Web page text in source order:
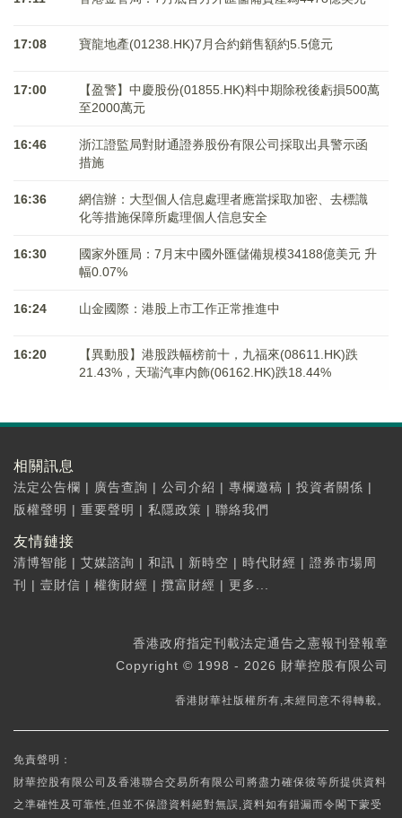
17:08 寶龍地產(01238.HK)7月合約銷售額約5.5億元
17:00
【盈警】中慶股份(01855.HK)料中期除稅後虧損500萬
至2000萬元
16:46
浙江證監局對財通證券股份有限公司採取出具警示函
措施
16:36
網信辦：大型個人信息處理者應當採取加密、去標識
化等措施保障所處理個人信息安全
16:30
國家外匯局：7月末中國外匯儲備規模34188億美元 升
幅0.07%
16:24 山金國際：港股上市工作正常推進中
16:20
【異動股】港股跌幅榜前十，九福來(08611.HK)跌
21.43%，天瑞汽車内飾(06162.HK)跌18.44%
相關訊息
法定公告欄 | 廣告查詢 | 公司介紹 | 專欄邀稿 | 投資者關係 |
版權聲明 | 重要聲明 | 私隱政策 | 聯絡我們
友情鏈接
清博智能 | 艾媒諮詢 | 和訊 | 新時空 | 時代財經 | 證券市場周
刊
| 壹財信 | 權衡財經 | 攬富財經 | 更多...
香港政府指定刊載法定通告之憲報刊登報章
Copyright © 1998 - 2026 財華控股有限公司
香港財華社版權所有,未經同意不得轉載。
免責聲明：
財華控股有限公司及香港聯合交易所有限公司將盡力確保彼等所提供資料
之準確性及可靠性,但並不保證資料絕對無誤,資料如有錯漏而令閣下蒙受